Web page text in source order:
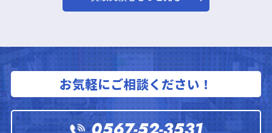
お気軽にご相談ください！